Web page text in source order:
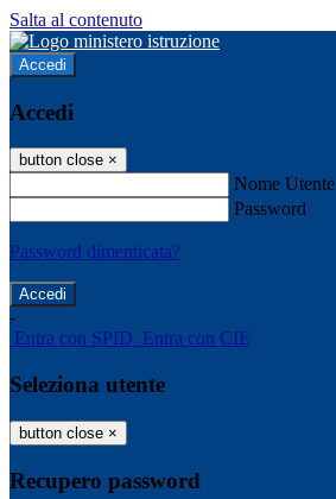
Salta al contenuto
Accedi
Accedi
button close ×
Nome Utente
Password
Password dimenticata?
-
Entra con SPID Entra con CIE
Seleziona utente
button close ×
Recupero password